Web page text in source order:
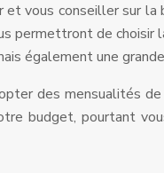
et vous conseiller sur
permettront de
également une
des mensualités
budget, pourtant